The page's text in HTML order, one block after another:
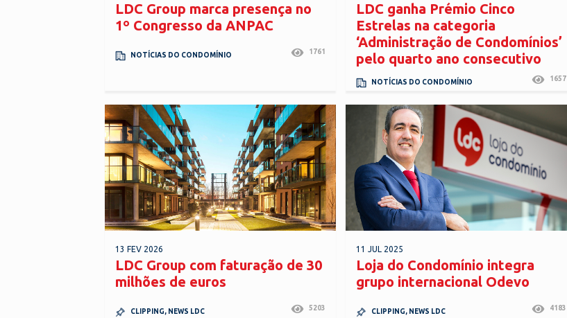
LDC Group marca presença no
1º Congresso da ANPAC
NOTÍCIAS DO CONDOMÍNIO 1761
LDC ganha Prémio Cinco
Estrelas na categoria
‘Administração de Condomínios’
pelo quarto ano consecutivo
NOTÍCIAS DO CONDOMÍNIO 1657
13 FEV 2026
LDC Group com faturação de 30
milhões de euros
CLIPPING, NEWS LDC 5203
11 JUL 2025
Loja do Condomínio integra
grupo internacional Odevo
CLIPPING, NEWS LDC 4183